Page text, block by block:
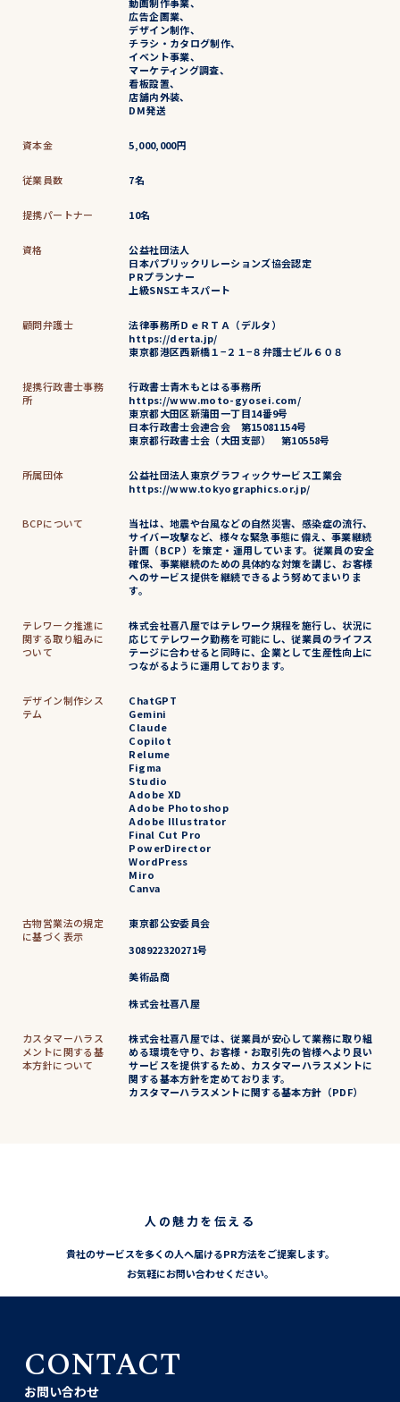
動画制作事業、
広告企画業、
デザイン制作、
チラシ・カタログ制作、
イベント事業、
マーケティング調査、
看板設置、
店舗内外装、
DM発送
資本金 5,000,000円
従業員数 7名
提携パートナー 10名
資格
公益社団法人
日本パブリックリレーションズ協会認定
PRプランナー
上級SNSエキスパート
顧問弁護士
法律事務所ＤｅＲＴＡ（デルタ）
https://derta.jp/
東京都港区西新橋１−２１−８弁護士ビル６０８
提携行政書士事務
所
行政書士青木もとはる事務所
https://www.moto-gyosei.com/
東京都大田区新蒲田一丁目14番9号
日本行政書士会連合会 第15081154号
東京都行政書士会（大田支部） 第10558号
所属団体
公益社団法人東京グラフィックサービス工業会
https://www.tokyographics.or.jp/
BCPについて
当社は、地震や台風などの自然災害、感染症の流行、
サイバー攻撃など、様々な緊急事態に備え、事業継続
計画（BCP）を策定・運用しています。従業員の安全
確保、事業継続のための具体的な対策を講じ、お客様
へのサービス提供を継続できるよう努めてまいりま
す。
テレワーク推進に
関する取り組みに
ついて
株式会社喜八屋ではテレワーク規程を施行し、状況に
応じてテレワーク勤務を可能にし、従業員のライフス
テージに合わせると同時に、企業として生産性向上に
つながるように運用しております。
デザイン制作シス
テム
ChatGPT
Gemini
Claude
Copilot
Relume
Figma
Studio
Adobe XD
Adobe Photoshop
Adobe Illustrator
Final Cut Pro
PowerDirector
WordPress
Miro
Canva
古物営業法の規定
に基づく表示
東京都公安委員会
308922320271号
美術品商
株式会社喜八屋
カスタマーハラス
メントに関する基
本方針について
株式会社喜八屋では、従業員が安心して業務に取り組
める環境を守り、お客様・お取引先の皆様へより良い
サービスを提供するため、カスタマーハラスメントに
関する基本方針を定めております。
カスタマーハラスメントに関する基本方針（PDF）
人の魅力を伝える
貴社のサービスを多くの人へ届けるPR方法をご提案します。
お気軽にお問い合わせください。
CONTACT
お問い合わせ